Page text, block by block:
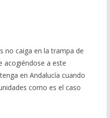
no caiga en la trampa de
acogiéndose a este
en Andalucía cuando
como es el caso